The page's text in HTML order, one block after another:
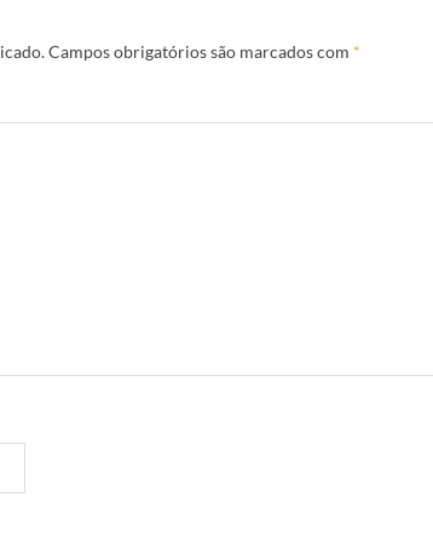
Campos obrigatórios são marcados com *